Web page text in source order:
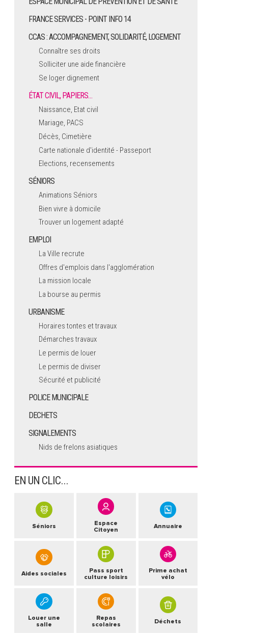
FRANCE SERVICES - POINT INFO 14
CCAS : ACCOMPAGNEMENT, SOLIDARITÉ, LOGEMENT
Connaître ses droits
Solliciter une aide financière
Se loger dignement
ÉTAT CIVIL, PAPIERS…
Naissance, Etat civil
Mariage, PACS
Décès, Cimetière
Carte nationale d'identité - Passeport
Elections, recensements
SÉNIORS
Animations Séniors
Bien vivre à domicile
Trouver un logement adapté
EMPLOI
La Ville recrute
Offres d'emplois dans l'agglomération
La mission locale
La bourse au permis
URBANISME
Horaires tontes et travaux
Démarches travaux
Le permis de louer
Le permis de diviser
Sécurité et publicité
POLICE MUNICIPALE
DECHETS
SIGNALEMENTS
Nids de frelons asiatiques
EN UN CLIC...
Séniors
Espace
Citoyen
Annuaire
Aides sociales
Pass sport
culture loisirs
Prime achat
vélo
Louer une
salle
Repas
scolaires
Déchets